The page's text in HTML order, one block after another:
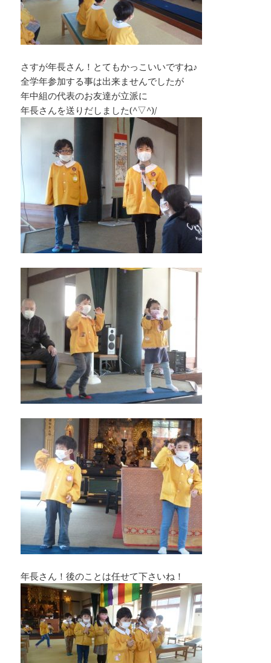
さすが年長さん！とてもかっこいいですね♪
全学年参加する事は出来ませんでしたが
年中組の代表のお友達が立派に
年長さんを送りだしました(^▽^)/
年長さん！後のことは任せて下さいね！